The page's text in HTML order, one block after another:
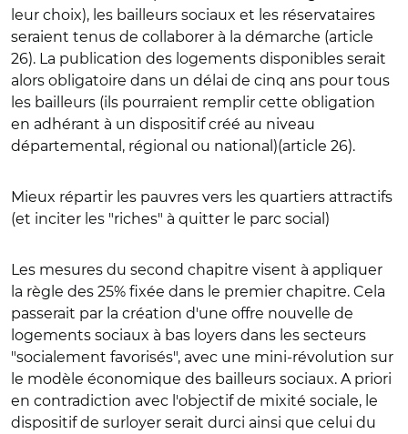
leur choix), les bailleurs sociaux et les réservataires
seraient tenus de collaborer à la démarche (article
26). La publication des logements disponibles serait
alors obligatoire dans un délai de cinq ans pour tous
les bailleurs (ils pourraient remplir cette obligation
en adhérant à un dispositif créé au niveau
départemental, régional ou national)(article 26).
Mieux répartir les pauvres vers les quartiers attractifs
(et inciter les "riches" à quitter le parc social)
Les mesures du second chapitre visent à appliquer
la règle des 25% fixée dans le premier chapitre. Cela
passerait par la création d'une offre nouvelle de
logements sociaux à bas loyers dans les secteurs
"socialement favorisés", avec une mini-révolution sur
le modèle économique des bailleurs sociaux. A priori
en contradiction avec l'objectif de mixité sociale, le
dispositif de surloyer serait durci ainsi que celui du